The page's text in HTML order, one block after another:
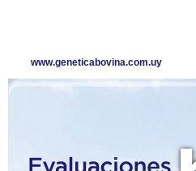
www.geneticabovina.com.uy